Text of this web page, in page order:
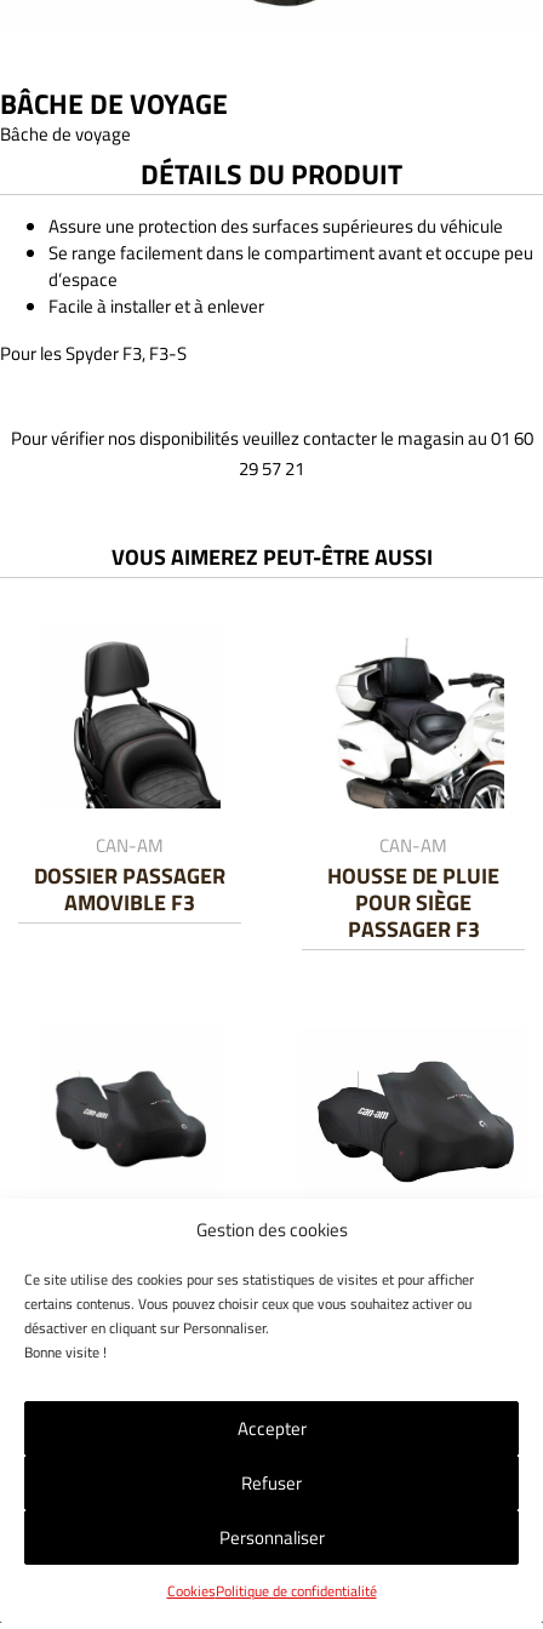
Gestion des cookies
Ce site utilise des cookies pour ses statistiques de visites et pour afficher
certains contenus. Vous pouvez choisir ceux que vous souhaitez activer ou
désactiver en cliquant sur Personnaliser.
Bonne visite !
Accepter
Refuser
Personnaliser
CookiesPolitique de confidentialité
BÂCHE DE VOYAGE
Bâche de voyage
DÉTAILS DU PRODUIT
Assure une protection des surfaces supérieures du véhicule
Se range facilement dans le compartiment avant et occupe peu
d’espace
Facile à installer et à enlever
Pour les Spyder F3, F3-S
Pour vérifier nos disponibilités veuillez contacter le magasin au 01 60
29 57 21
VOUS AIMEREZ PEUT-ÊTRE AUSSI
CAN-AM
DOSSIER PASSAGER
AMOVIBLE F3
CAN-AM
HOUSSE DE PLUIE
POUR SIÈGE
PASSAGER F3
BÂCHE DE
REMORQUAGE F3
LIMITED
BÂCHE DE
REMORQUAGE F3-T
© 2017 Jet7Group. Tous droits réservés